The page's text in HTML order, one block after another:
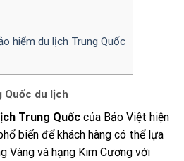
hiểm du lịch Trung Quốc
Quốc du lịch
Trung Quốc của Bảo Việt hiện
biến để khách hàng có thể lựa
Vàng và hạng Kim Cương với